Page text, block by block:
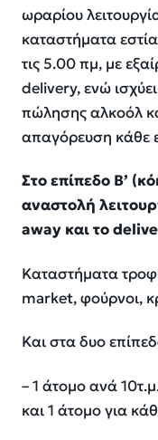
ωραρίου
καταστήματα
τις 5.00 πμ, με
delivery, ενώ
πώλησης αλκοόλ
απαγόρευση κάθε
Στο επίπεδο Β’
αναστολή
away και το
Καταστήματα
market, φούρνοι,
Και στα δυο
– 1 άτομο ανά
και 1 άτομο για